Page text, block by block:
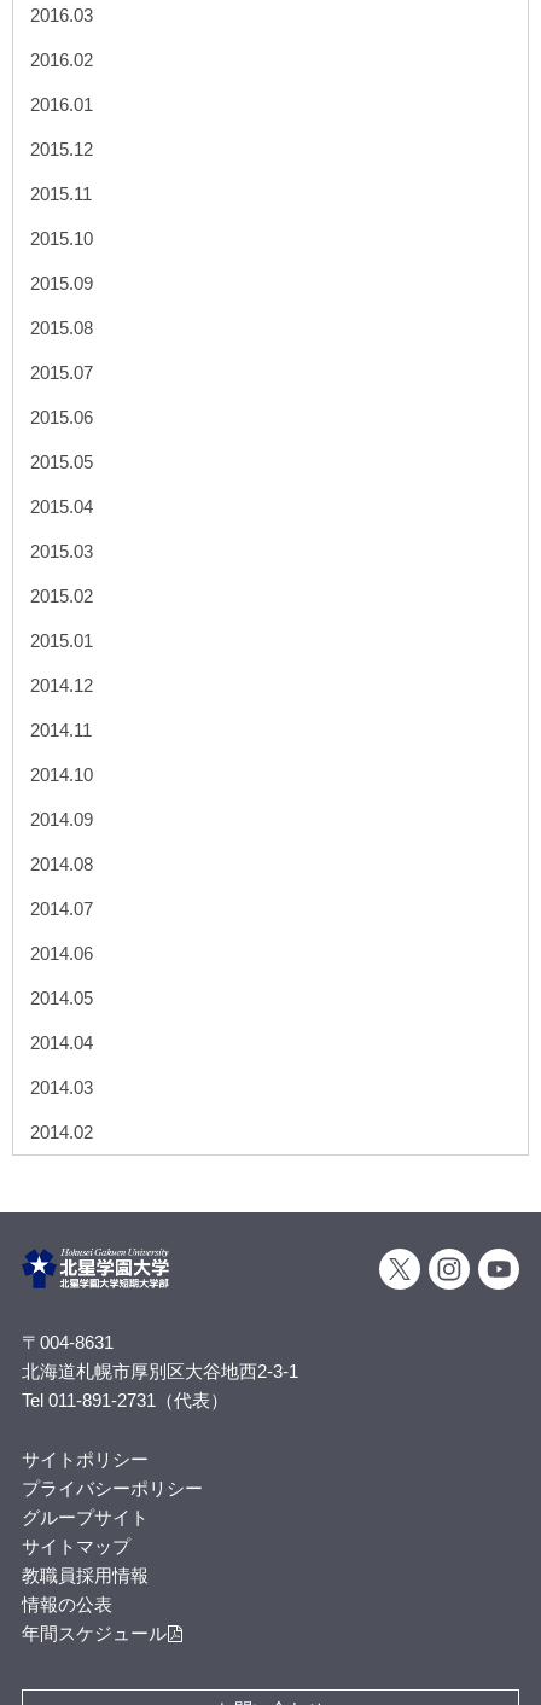
2016.03
2016.02
2016.01
2015.12
2015.11
2015.10
2015.09
2015.08
2015.07
2015.06
2015.05
2015.04
2015.03
2015.02
2015.01
2014.12
2014.11
2014.10
2014.09
2014.08
2014.07
2014.06
2014.05
2014.04
2014.03
2014.02
〒004-8631
北海道札幌市厚別区大谷地西2-3-1
Tel 011-891-2731（代表）
サイトポリシー
プライバシーポリシー
グループサイト
サイトマップ
教職員採用情報
情報の公表
年間スケジュール